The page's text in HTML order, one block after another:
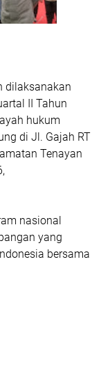
dilaksanakan
II Tahun
hukum
di Jl. Gajah RT
Tenayan
nasional
yang
bersama